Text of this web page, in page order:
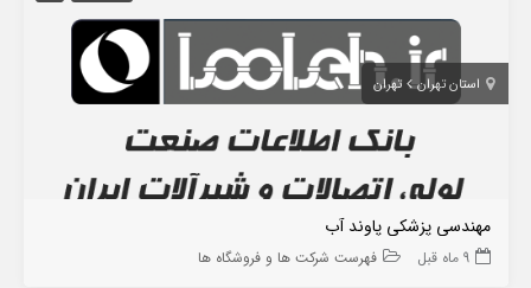
استان تهران تهران
مهندسی پزشکی پاوند آب
9 ماه قبل فهرست شرکت ها و فروشگاه ها